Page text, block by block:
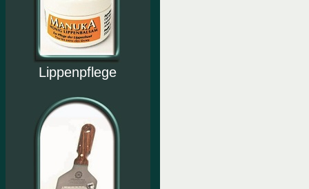
Lippenpflege